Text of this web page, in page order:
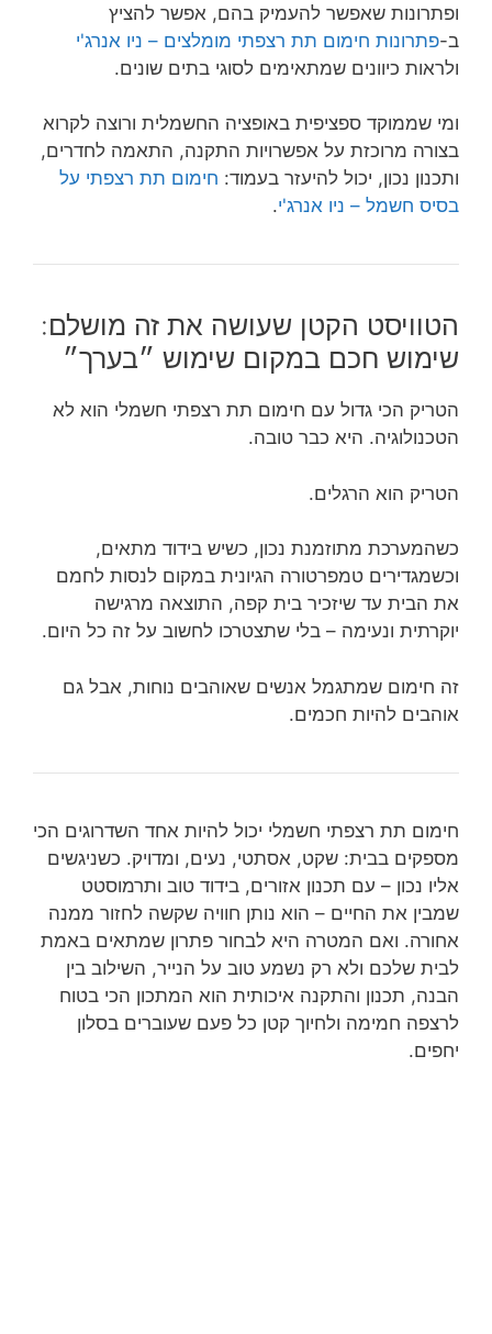
ופתרונות שאפשר להעמיק בהם, אפשר להציץ
ב-פתרונות חימום תת רצפתי מומלצים – ניו אנרג'י
ולראות כיוונים שמתאימים לסוגי בתים שונים.
ומי שממוקד ספציפית באופציה החשמלית ורוצה לקרוא
בצורה מרוכזת על אפשרויות התקנה, התאמה לחדרים,
ותכנון נכון, יכול להיעזר בעמוד: חימום תת רצפתי על
בסיס חשמל – ניו אנרג'י.
הטוויסט הקטן שעושה את זה מושלם:
שימוש חכם במקום שימוש ״בערך״
הטריק הכי גדול עם חימום תת רצפתי חשמלי הוא לא
הטכנולוגיה. היא כבר טובה.
הטריק הוא הרגלים.
כשהמערכת מתוזמנת נכון, כשיש בידוד מתאים,
וכשמגדירים טמפרטורה הגיונית במקום לנסות לחמם
את הבית עד שיזכיר בית קפה, התוצאה מרגישה
יוקרתית ונעימה – בלי שתצטרכו לחשוב על זה כל היום.
זה חימום שמתגמל אנשים שאוהבים נוחות, אבל גם
אוהבים להיות חכמים.
חימום תת רצפתי חשמלי יכול להיות אחד השדרוגים הכי
מספקים בבית: שקט, אסתטי, נעים, ומדויק. כשניגשים
אליו נכון – עם תכנון אזורים, בידוד טוב ותרמוסטט
שמבין את החיים – הוא נותן חוויה שקשה לחזור ממנה
אחורה. ואם המטרה היא לבחור פתרון שמתאים באמת
לבית שלכם ולא רק נשמע טוב על הנייר, השילוב בין
הבנה, תכנון והתקנה איכותית הוא המתכון הכי בטוח
לרצפה חמימה ולחיוך קטן כל פעם שעוברים בסלון
יחפים.